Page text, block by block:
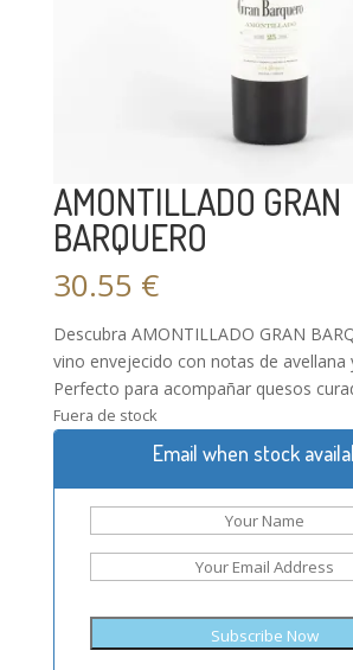
AMONTILLADO GRAN
BARQUERO
30.55 €
Descubra AMONTILLADO GRAN
vino envejecido con notas de avellana
Perfecto para acompañar quesos
Fuera de stock
Email when stock